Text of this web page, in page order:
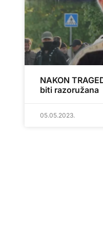
NAKON
biti razoružana
05.05.2023.